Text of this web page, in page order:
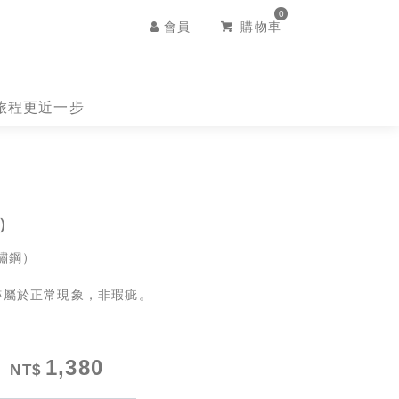
會員 購物車
0
程更近一步
）
於正常現象，非瑕疵。
1,380